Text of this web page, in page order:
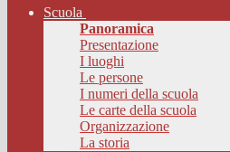
Scuola
Panoramica
Presentazione
I luoghi
Le persone
I numeri della scuola
Le carte della scuola
Organizzazione
La storia